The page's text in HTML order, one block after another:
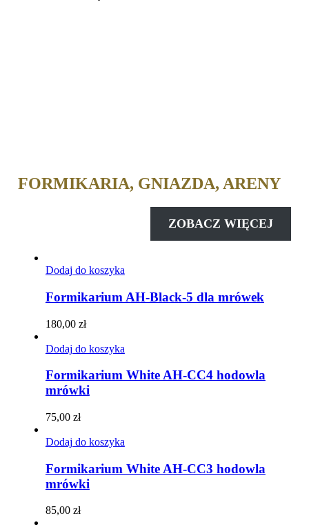
FORMIKARIA, GNIAZDA, ARENY
ZOBACZ WIĘCEJ
Dodaj do koszyka
Formikarium AH-Black-5 dla mrówek
180,00 zł
Dodaj do koszyka
Formikarium White AH-CC4 hodowla
mrówki
75,00 zł
Dodaj do koszyka
Formikarium White AH-CC3 hodowla
mrówki
85,00 zł